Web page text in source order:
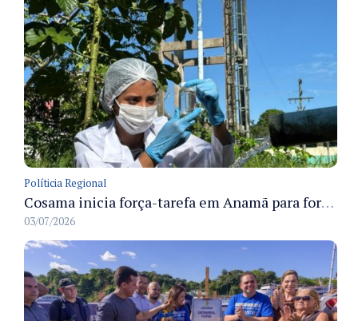
Políticia Regional
Cosama inicia força-tarefa em Anamã para fortalecer abastecimento de água e segurança hídrica da população
03/07/2026